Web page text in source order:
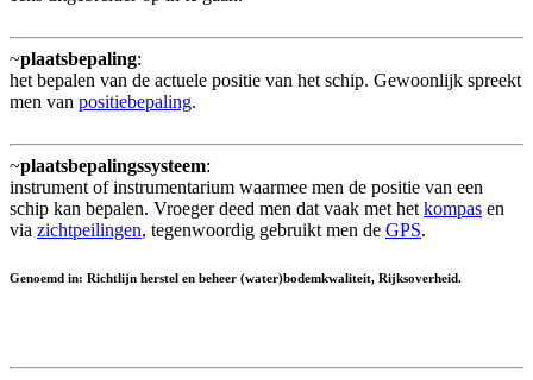
~plaatsbepaling:
het bepalen van de actuele positie van het schip. Gewoonlijk spreekt
men van positiebepaling.
~plaatsbepalingssysteem:
instrument of instrumentarium waarmee men de positie van een
schip kan bepalen. Vroeger deed men dat vaak met het kompas en
via zichtpeilingen, tegenwoordig gebruikt men de GPS.
Genoemd in: Richtlijn herstel en beheer (water)bodemkwaliteit, Rijksoverheid.